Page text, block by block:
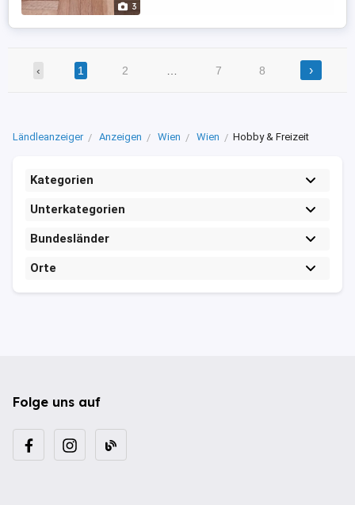
3
...
‹ 1 2 7 8 ›
Ländleanzeiger Anzeigen Wien Wien Hobby & Freizeit
Kategorien
Unterkategorien
Bundesländer
Orte
Folge uns auf